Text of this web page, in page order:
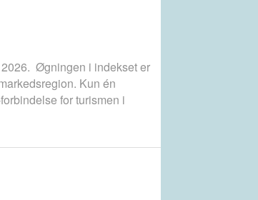
Øgningen i indekset er
Kun én
for turismen i